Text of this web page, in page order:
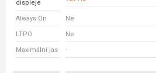
displeje
Always On Ne
LTPO Ne
Maximální jas -